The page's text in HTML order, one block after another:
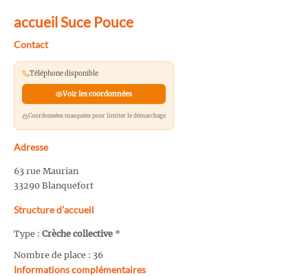
accueil Suce Pouce
Contact
Téléphone disponible
Voir les coordonnées
Coordonnées masquées pour limiter le démarchage
Adresse
63 rue Maurian
33290 Blanquefort
Structure d’accueil
Type : Crèche collective *
Nombre de place : 36
Informations complémentaires